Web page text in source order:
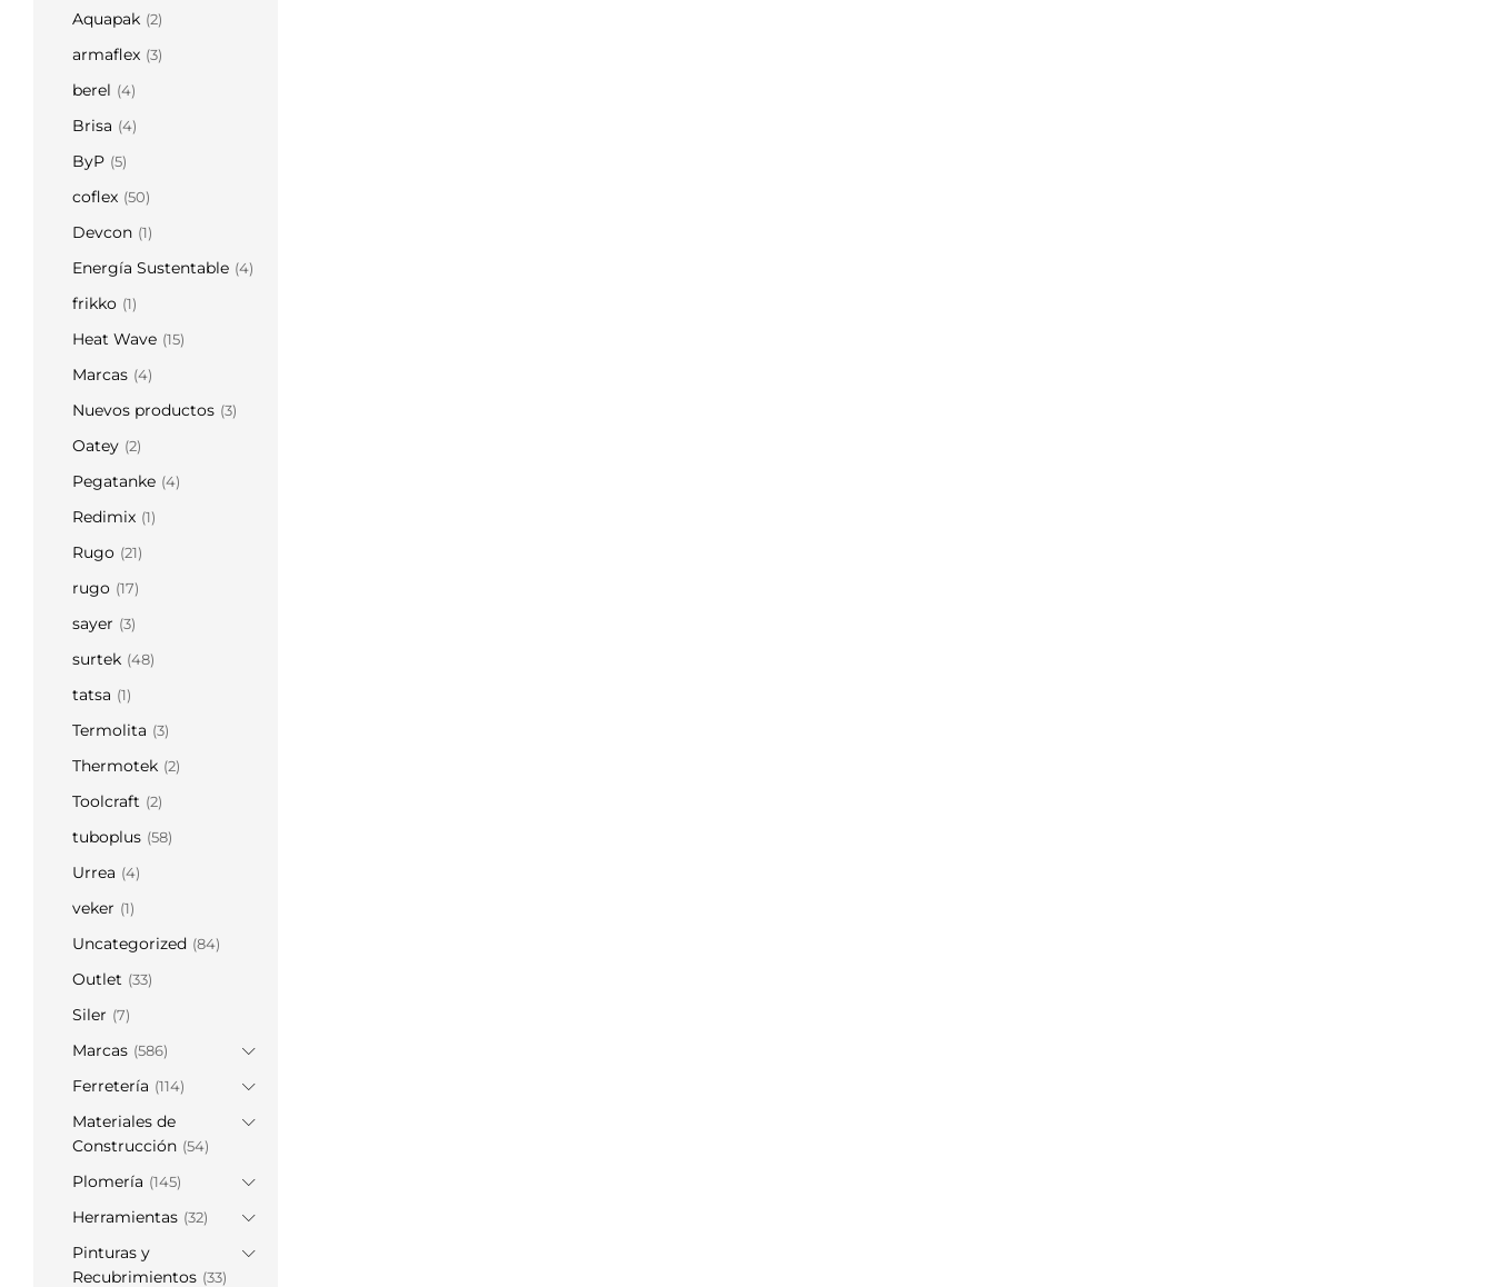
Aquapak (2)
armaflex (3)
berel (4)
Brisa (4)
ByP (5)
coflex (50)
Devcon (1)
Energía Sustentable (4)
frikko (1)
Heat Wave (15)
Marcas (4)
Nuevos productos (3)
Oatey (2)
Pegatanke (4)
Redimix (1)
Rugo (21)
rugo (17)
sayer (3)
surtek (48)
tatsa (1)
Termolita (3)
Thermotek (2)
Toolcraft (2)
tuboplus (58)
Urrea (4)
veker (1)
Uncategorized (84)
Outlet (33)
Siler (7)
Marcas (586)
Ferretería (114)
Materiales de
Construcción (54)
Plomería (145)
Herramientas (32)
Pinturas y
Recubrimientos (33)